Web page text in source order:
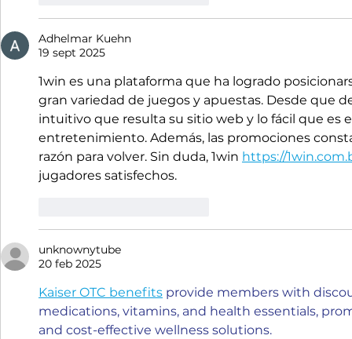
Adhelmar Kuehn
19 sept 2025
1win es una plataforma que ha logrado
gran variedad de juegos y apuestas. Desde que
intuitivo que resulta su sitio web y lo fácil que es
entretenimiento. Además, las promociones
razón para volver. Sin duda, 1win https://
jugadores satisfechos.
unknownytube
20 feb 2025
Kaiser OTC benefits provide members with
medications, vitamins, and health essentials,
and cost-effective wellness solutions.